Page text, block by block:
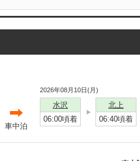
車中泊
2026年08月10日(月)
水沢
06:00頃着
北上
06:40頃着